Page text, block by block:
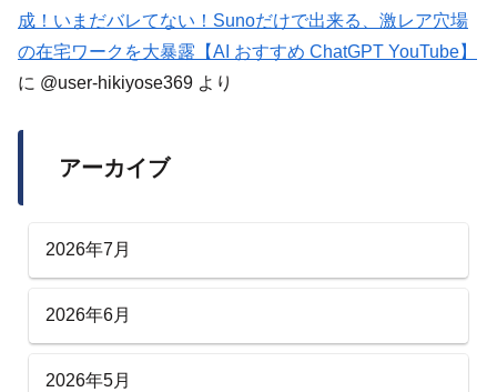
成！いまだバレてない！Sunoだけで出来る、激レア穴場
の在宅ワークを大暴露【AI おすすめ ChatGPT YouTube】
に @user-hikiyose369 より
アーカイブ
2026年7月
2026年6月
2026年5月